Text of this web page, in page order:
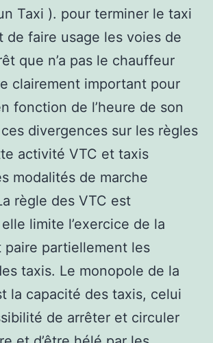
Taxi ). pour terminer le taxi
de faire usage les voies de
que n’a pas le chauffeur
clairement important pour
fonction de l’heure de son
divergences sur les règles
activité VTC et taxis
modalités de marche
règle des VTC est
limite l’exercice de la
paire partiellement les
taxis. Le monopole de la
la capacité des taxis, celui
de arrêter et circuler